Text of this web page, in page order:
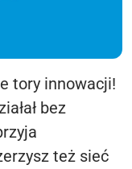
tory innowacji!
bez
też sieć